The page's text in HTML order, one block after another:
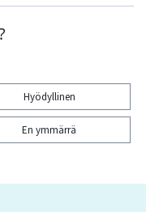
Hyödyllinen
En ymmärrä